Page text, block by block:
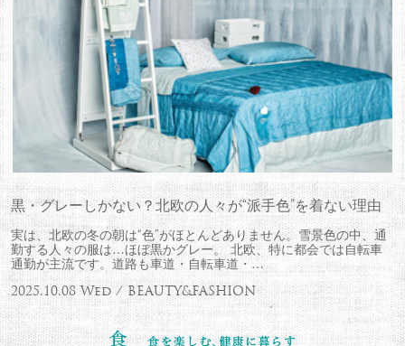
黒・グレーしかない？北欧の人々が“派手色”を着ない理由
実は、北欧の冬の朝は“色”がほとんどありません。雪景色の中、通
勤する人々の服は…ほぼ黒かグレー。 北欧、特に都会では自転車
通勤が主流です。道路も車道・自転車道・…
2025.10.08 Wed / BEAUTY&FASHION